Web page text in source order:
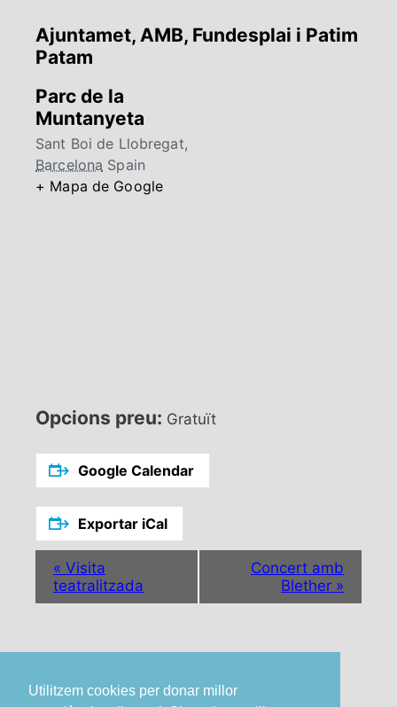
Utilitzem cookies per donar millor
Ajuntamet, AMB, Fundesplai i Patim
Patam
Parc de la
Muntanyeta
Sant Boi de Llobregat,
Barcelona Spain
+ Mapa de Google
Opcions preu: Gratuït
Google Calendar
Exportar iCal
v
c
« Visita
teatralitzada
Concert amb
Blether »